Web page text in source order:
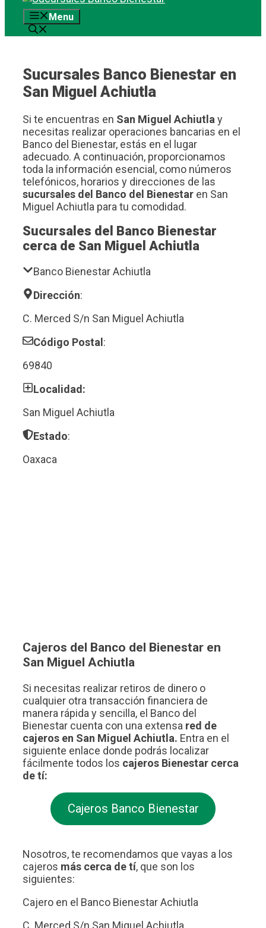
contenidoMenu
Sucursales Banco Bienestar en
San Miguel Achiutla
Si te encuentras en San Miguel Achiutla y
necesitas realizar operaciones bancarias en el
Banco del Bienestar, estás en el lugar
adecuado. A continuación, proporcionamos
toda la información esencial, como números
telefónicos, horarios y direcciones de las
sucursales del Banco del Bienestar en San
Miguel Achiutla para tu comodidad.
Sucursales del Banco Bienestar
cerca de San Miguel Achiutla
Banco Bienestar Achiutla
Dirección:
C. Merced S/n San Miguel Achiutla
Código Postal:
69840
Localidad:
San Miguel Achiutla
Estado:
Oaxaca
Cajeros del Banco del Bienestar en
San Miguel Achiutla
Si necesitas realizar retiros de dinero o
cualquier otra transacción financiera de
manera rápida y sencilla, el Banco del
Bienestar cuenta con una extensa red de
cajeros en San Miguel Achiutla. Entra en el
siguiente enlace donde podrás localizar
fácilmente todos los cajeros Bienestar cerca
de tí:
Cajeros Banco Bienestar
Nosotros, te recomendamos que vayas a los
cajeros más cerca de tí, que son los
siguientes:
Cajero en el Banco Bienestar Achiutla
C. Merced S/n San Miguel Achiutla